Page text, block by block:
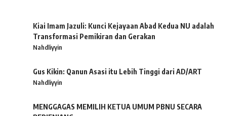
Kiai Imam Jazuli: Kunci Kejayaan Abad Kedua NU adalah
Transformasi Pemikiran dan Gerakan
Nahdliyyin
Gus Kikin: Qanun Asasi itu Lebih Tinggi dari AD/ART
Nahdliyyin
MENGGAGAS MEMILIH KETUA UMUM PBNU SECARA